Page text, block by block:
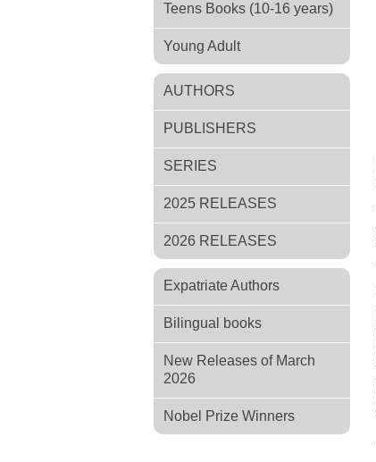
Teens Books (10-16 years)
Young Adult
AUTHORS
PUBLISHERS
SERIES
2025 RELEASES
2026 RELEASES
Expatriate Authors
Bilingual books
New Releases of March
2026
Nobel Prize Winners